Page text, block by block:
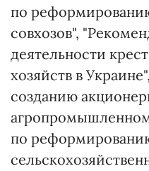
по
совхозов",
деятельности
хозяйств в
созданию
по